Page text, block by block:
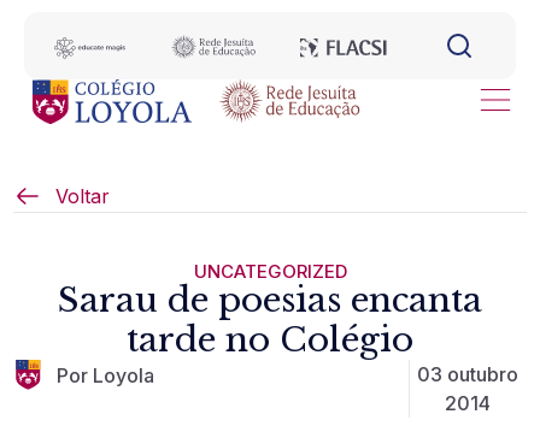
Voltar
UNCATEGORIZED
Sarau de poesias encanta
tarde no Colégio
Por Loyola
03 outubro
2014